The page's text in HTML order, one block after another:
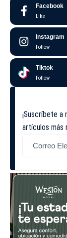
Facebook
Like
Instagram
Follow
Tiktok
Follow
¡Suscríbete
artículos más